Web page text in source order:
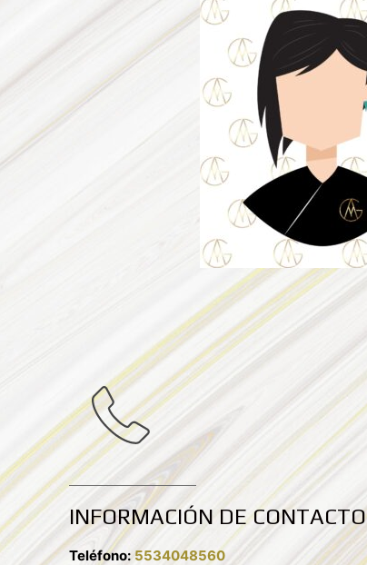
INFORMACIÓN DE CONTACTO
Teléfono: 5534048560